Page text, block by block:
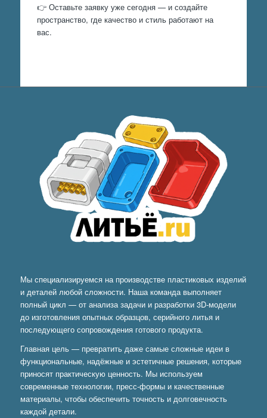
👉 Оставьте заявку уже сегодня — и создайте
пространство, где качество и стиль работают на
вас.
Мы специализируемся на производстве пластиковых изделий
и деталей любой сложности. Наша команда выполняет
полный цикл — от анализа задачи и разработки 3D-модели
до изготовления опытных образцов, серийного литья и
последующего сопровождения готового продукта.
Главная цель — превратить даже самые сложные идеи в
функциональные, надёжные и эстетичные решения, которые
приносят практическую ценность. Мы используем
современные технологии, пресс-формы и качественные
материалы, чтобы обеспечить точность и долговечность
каждой детали.